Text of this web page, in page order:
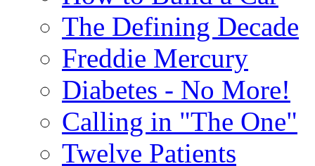
The Defining Decade
Freddie Mercury
Diabetes - No More!
Calling in "The One"
Twelve Patients